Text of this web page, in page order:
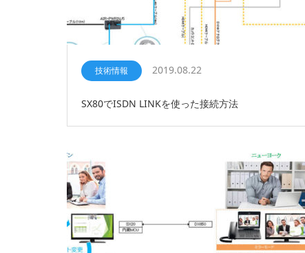
技術情報 2019.08.22
SX80でISDN LINKを使った接続方法